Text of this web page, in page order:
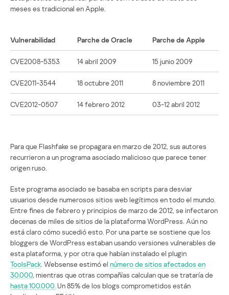
meses es tradicional en Apple.
Vulnerabilidad Parche de Oracle Parche de Apple
CVE2008-5353 14 abril 2009 15 junio 2009
CVE2011-3544 18 octubre 2011 8 noviembre 2011
CVE2012-0507 14 febrero 2012 03-12 abril 2012
Para que Flashfake se propagara en marzo de 2012, sus autores
recurrieron a un programa asociado malicioso que parece tener
origen ruso.
Este programa asociado se basaba en scripts para desviar
usuarios desde numerosos sitios web legítimos en todo el mundo.
Entre fines de febrero y principios de marzo de 2012, se infectaron
decenas de miles de sitios de la plataforma WordPress. Aún no
está claro cómo sucedió esto. Por una parte se sostiene que los
bloggers de WordPress estaban usando versiones vulnerables de
esta plataforma, y por otra que habían instalado el plugin
ToolsPack . Websense estimó el número de sitios afectados en
30.000 , mientras que otras compañías calculan que se trataría de
hasta 100.000. Un 85% de los blogs comprometidos están